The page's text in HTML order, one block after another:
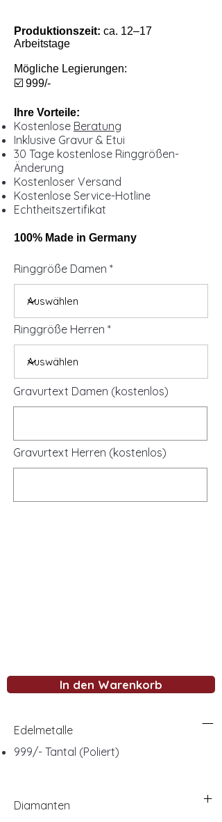
Produktionszeit: ca. 12–17
Arbeitstage
Mögliche Legierungen:
☑️ 999/-
Ihre Vorteile:
Kostenlose Beratung
Inklusive Gravur & Etui
30 Tage kostenlose Ringgrößen-
Änderung
Kostenloser Versand
Kostenlose Service-Hotline
Echtheitszertifikat
100% Made in Germany
Ringgröße Damen
Ringgröße Herren
Gravurtext Damen (kostenlos)
Gravurtext Herren (kostenlos)
In den Warenkorb
Edelmetalle
999/- Tantal (Poliert)
Diamanten